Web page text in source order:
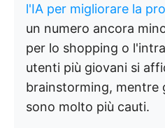
l'IA per migliorare la
un numero ancora
per lo shopping o
utenti più giovani si
brainstorming, mentre
sono molto più cauti.